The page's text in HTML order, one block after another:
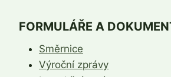
FORMULÁŘE A
Směrnice
Výroční zprávy